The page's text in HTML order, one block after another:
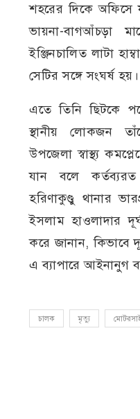
শহরের দিকে অফিসে
ভায়না-বাগআঁচড়া
ইঞ্জিনচালিত লাটা
সেটির সঙ্গে সংঘর্ষ হয়।
এতে তিনি ছিটকে
স্থানীয় লোকজন
উপজেলা স্বাস্থ্য
যান বলে
হরিণাকুণ্ডু থানার
ইসলাম হাওলাদার
করে জানান, কিভাবে
এ ব্যাপারে আইনানুগ
চালক মৃত্যু